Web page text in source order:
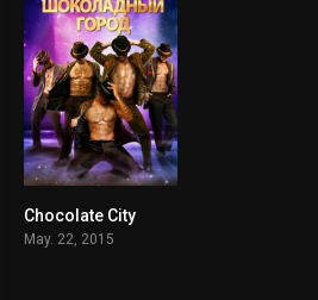
Chocolate City
May. 22, 2015